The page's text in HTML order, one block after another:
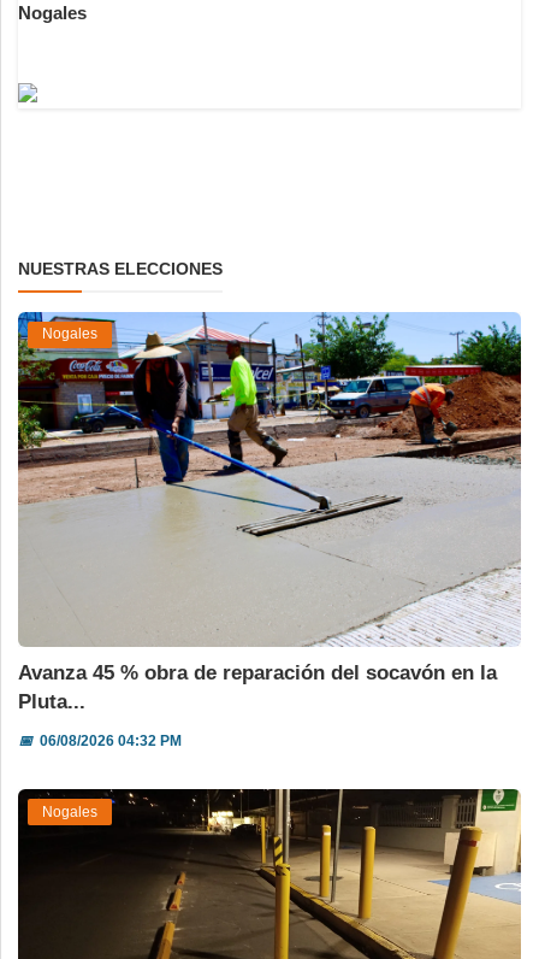
Nogales
NUESTRAS ELECCIONES
Nogales
Avanza 45 % obra de reparación del socavón en la
Pluta...
📅06/08/2026 04:32 PM
Nogales